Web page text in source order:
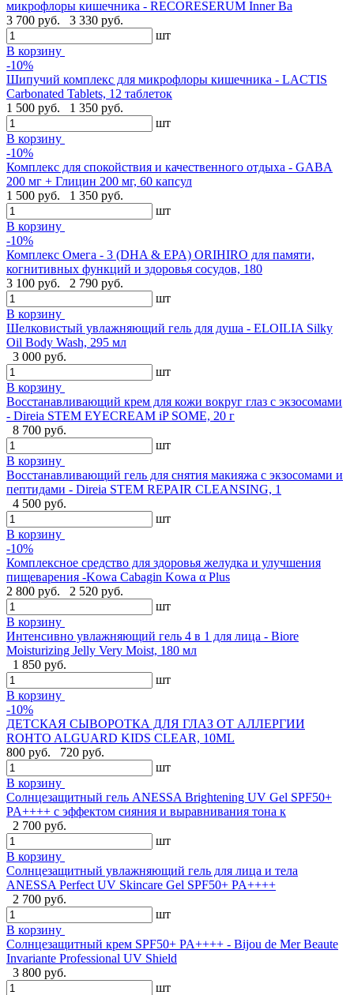
микрофлоры кишечника - RECORESERUM Inner Ba
3 700 руб.
3 330 руб.
шт
В корзину
-10%
Шипучий комплекс для микрофлоры кишечника - LACTIS
Carbonated Tablets, 12 таблеток
1 500 руб.
1 350 руб.
шт
В корзину
-10%
Комплекс для спокойствия и качественного отдыха - GABA
200 мг + Глицин 200 мг, 60 капсул
1 500 руб.
1 350 руб.
шт
В корзину
-10%
Комплекс Омега - 3 (DHA & EPA) ORIHIRO для памяти,
когнитивных функций и здоровья сосудов, 180
3 100 руб.
2 790 руб.
шт
В корзину
Шелковистый увлажняющий гель для душа - ELOILIA Silky
Oil Body Wash, 295 мл
3 000 руб.
шт
В корзину
Восстанавливающий крем для кожи вокруг глаз с экзосомами
- Direia STEM EYECREAM iP SOME, 20 г
8 700 руб.
шт
В корзину
Восстанавливающий гель для снятия макияжа с экзосомами и
пептидами - Direia STEM REPAIR CLEANSING, 1
4 500 руб.
шт
В корзину
-10%
Комплексное средство для здоровья желудка и улучшения
пищеварения -Kowa Cabagin Kowa α Plus
2 800 руб.
2 520 руб.
шт
В корзину
Интенсивно увлажняющий гель 4 в 1 для лица - Biore
Moisturizing Jelly Very Moist, 180 мл
1 850 руб.
шт
В корзину
-10%
ДЕТСКАЯ СЫВОРОТКА ДЛЯ ГЛАЗ ОТ АЛЛЕРГИИ
ROHTO ALGUARD KIDS CLEAR, 10ML
800 руб.
720 руб.
шт
В корзину
Солнцезащитный гель ANESSA Brightening UV Gel SPF50+
PA++++ с эффектом сияния и выравнивания тона к
2 700 руб.
шт
В корзину
Солнцезащитный увлажняющий гель для лица и тела
ANESSA Perfect UV Skincare Gel SPF50+ PA++++
2 700 руб.
шт
В корзину
Cолнцезащитный крем SPF50+ PA++++ - Bijou de Mer Beaute
Invariante Professional UV Shield
3 800 руб.
шт